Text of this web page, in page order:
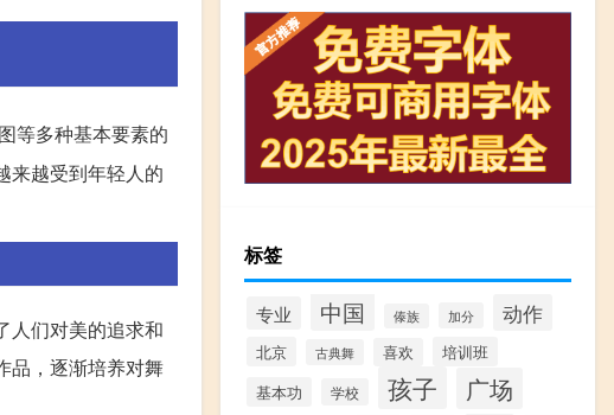
等多种基本要素的
来越受到年轻人的
人们对美的追求和
品，逐渐培养对舞
标签
专业 中国 傣族 加分 动作
北京 古典舞 喜欢
培训班
基本功
学校 孩子 广场